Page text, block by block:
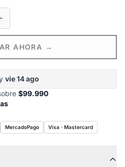
AHORA →
vie 14 ago
$99.990
MercadoPago Visa · Mastercard